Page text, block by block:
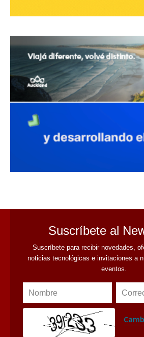
Suscríbete al
Suscríbete para recibir novedades,
noticias tecnológicas e invitaciones a
eventos.
Nombre